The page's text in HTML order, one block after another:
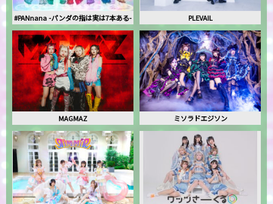
#PANnana -パンダの指は実は7本ある- PLEVAIL
MAGMAZ ミソラドエジソン